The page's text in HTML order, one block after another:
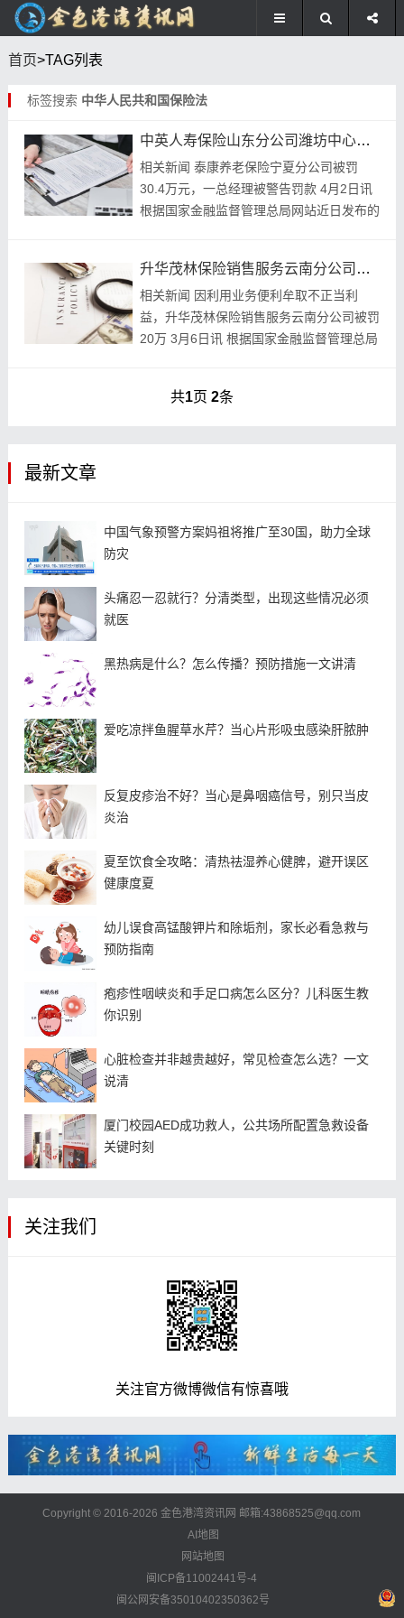
首页>TAG列表
标签搜索 中华人民共和国保险法
中英人寿保险山东分公司潍坊中心支公司被罚29万元
相关新闻 泰康养老保险宁夏分公司被罚
30.4万元，一总经理被警告罚款 4月2日讯
根据国家金融监督管理总局网站近日发布的
务;未按...
升华茂林保险销售服务云南分公司被罚20万
相关新闻 因利用业务便利牟取不正当利
益，升华茂林保险销售服务云南分公司被罚
20万 3月6日讯 根据国家金融监督管理总局
共1页 2条
最新文章
中国气象预警方案妈祖将推广至30国，助力全球
防灾
头痛忍一忍就行？分清类型，出现这些情况必须
就医
黑热病是什么？怎么传播？预防措施一文讲清
爱吃凉拌鱼腥草水芹？当心片形吸虫感染肝脓肿
反复皮疹治不好？当心是鼻咽癌信号，别只当皮
炎治
夏至饮食全攻略：清热祛湿养心健脾，避开误区
健康度夏
幼儿误食高锰酸钾片和除垢剂，家长必看急救与
预防指南
疱疹性咽峡炎和手足口病怎么区分？儿科医生教
你识别
心脏检查并非越贵越好，常见检查怎么选？一文
说清
厦门校园AED成功救人，公共场所配置急救设备
关键时刻
关注我们
关注官方微博微信有惊喜哦
Copyright © 2016-2026 金色港湾资讯网 邮箱:43868525@qq.com
AI地图
网站地图
闽ICP备11002441号-4
闽公网安备35010402350362号